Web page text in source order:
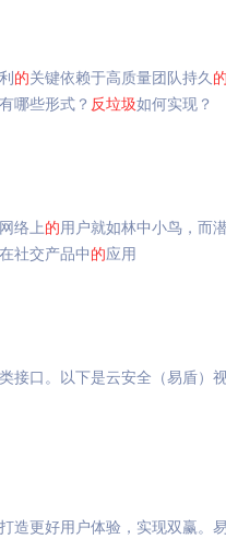
的关键依赖于高质量团队持久的
有哪些形式？ 反垃圾如何实现？
络上的用户就如林中小鸟，而
社交产品中的应用
接口。以下是云安全（易盾）
造更好用户体验，实现双赢。